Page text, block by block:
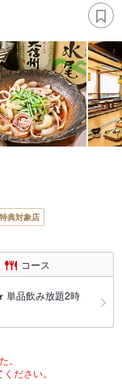
典対象店
コース
単品飲み放題2時
。
ださい。